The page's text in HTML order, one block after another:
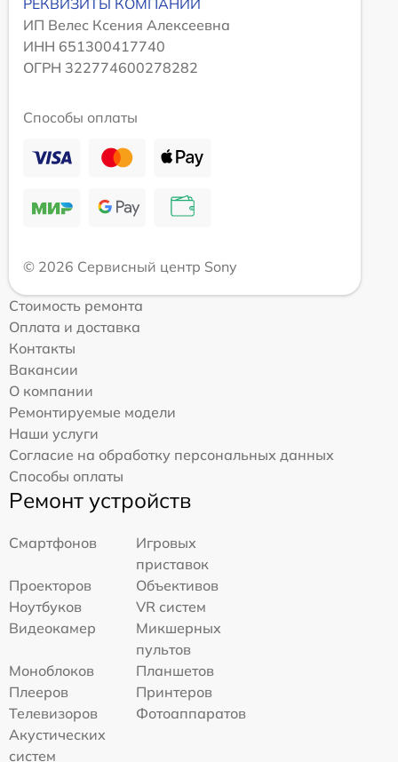
ИП Велес Ксения Алексеевна
ИНН 651300417740
ОГРН 322774600278282
Способы оплаты
© 2026 Сервисный центр Sony
Стоимость ремонта
Оплата и доставка
Контакты
Вакансии
О компании
Ремонтируемые модели
Наши услуги
Согласие на обработку персональных данных
Способы оплаты
Ремонт устройств
Смартфонов
Игровых
приставок
Проекторов
Объективов
Ноутбуков
VR систем
Видеокамер
Микшерных
пультов
Моноблоков
Планшетов
Плееров
Принтеров
Телевизоров
Фотоаппаратов
Акустических
систем